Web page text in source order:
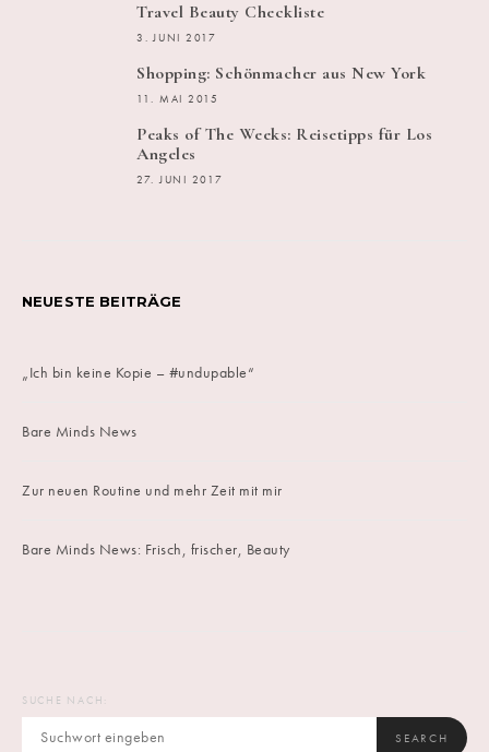
Travel Beauty Checkliste
3. JUNI 2017
Shopping: Schönmacher aus New York
11. MAI 2015
Peaks of The Weeks: Reisetipps für Los
Angeles
27. JUNI 2017
NEUESTE BEITRÄGE
„Ich bin keine Kopie – #undupable“
Bare Minds News
Zur neuen Routine und mehr Zeit mit mir
Bare Minds News: Frisch, frischer, Beauty
SUCHE NACH:
SEARCH